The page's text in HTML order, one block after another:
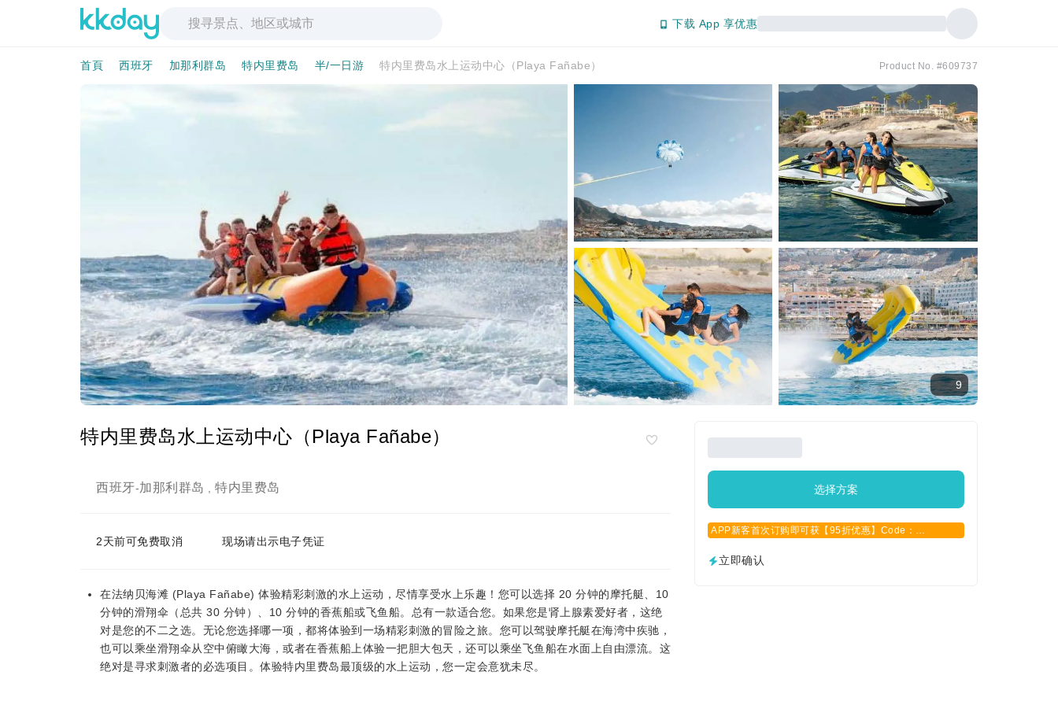
下载 App 享优惠
首頁 西班牙 加那利群岛 特内里费岛 半/一日游 特内里费岛水上运动中心（Playa Fañabe） Product No. #609737
9
特内里费岛水上运动中心（Playa Fañabe）
西班牙-加那利群岛 特内里费岛
2天前可免费取消 现场请出示电子凭证
在法纳贝海滩 (Playa Fañabe) 体验精彩刺激的水上运动，尽情享受水上乐趣！您可以选择 20 分钟的摩托艇、10
分钟的滑翔伞（总共 30 分钟）、10 分钟的香蕉船或飞鱼船。总有一款适合您。如果您是肾上腺素爱好者，这绝
对是您的不二之选。无论您选择哪一项，都将体验到一场精彩刺激的冒险之旅。您可以驾驶摩托艇在海湾中疾驰，
也可以乘坐滑翔伞从空中俯瞰大海，或者在香蕉船上体验一把胆大包天，还可以乘坐飞鱼船在水面上自由漂流。这
绝对是寻求刺激者的必选项目。体验特内里费岛最顶级的水上运动，您一定会意犹未尽。
选择方案
APP新客首次订购即可获【95折优惠】Code：
立即确认